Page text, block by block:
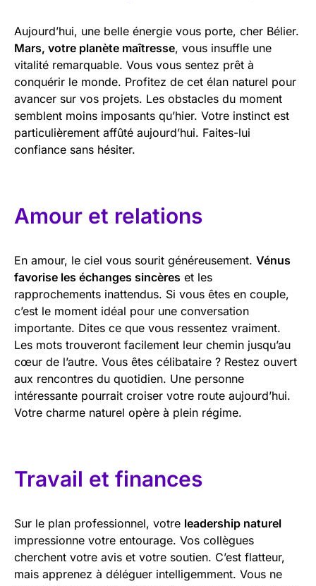
Aujourd’hui, une belle énergie vous porte, cher Bélier.
Mars, votre planète maîtresse, vous insuffle une
vitalité remarquable. Vous vous sentez prêt à
conquérir le monde. Profitez de cet élan naturel pour
avancer sur vos projets. Les obstacles du moment
semblent moins imposants qu’hier. Votre instinct est
particulièrement affûté aujourd’hui. Faites-lui
confiance sans hésiter.
Amour et relations
En amour, le ciel vous sourit généreusement. Vénus
favorise les échanges sincères et les
rapprochements inattendus. Si vous êtes en couple,
c’est le moment idéal pour une conversation
importante. Dites ce que vous ressentez vraiment.
Les mots trouveront facilement leur chemin jusqu’au
cœur de l’autre. Vous êtes célibataire ? Restez ouvert
aux rencontres du quotidien. Une personne
intéressante pourrait croiser votre route aujourd’hui.
Votre charme naturel opère à plein régime.
Travail et finances
Sur le plan professionnel, votre leadership naturel
impressionne votre entourage. Vos collègues
cherchent votre avis et votre soutien. C’est flatteur,
mais apprenez à déléguer intelligemment. Vous ne